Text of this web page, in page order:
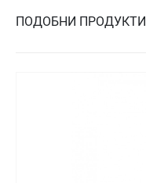
ПОДОБНИ ПРОДУКТИ